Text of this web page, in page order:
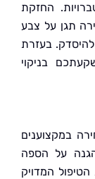
צבע
בעזרת
הספה